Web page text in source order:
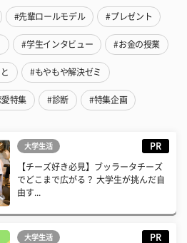
#先輩ロールモデル #プレゼント
#学生インタビュー #お金の授業
#もやもや解決ゼミ
愛特集 #診断 #特集企画
大学生活 PR
【チーズ好き必見】ブッラータチーズ
でどこまで広がる？ 大学生が挑んだ自
由す...
大学生活 PR